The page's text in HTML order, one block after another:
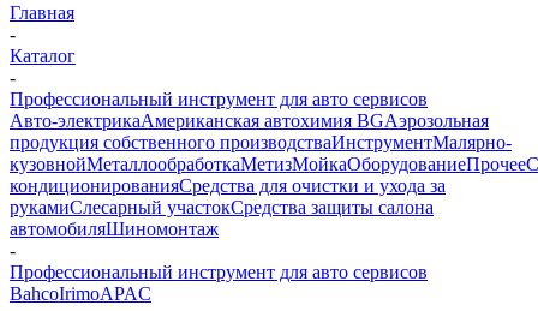
Главная
-
Каталог
-
Профессиональный инструмент для авто сервисов
Авто-электрикаАмериканская автохимия BGАэрозольная
продукция собственного производстваИнструментМалярно-
кузовнойМеталлообработкаМетизМойкаОборудованиеПрочее
кондиционированияСредства для очистки и ухода за
рукамиСлесарный участокСредства защиты салона
автомобиляШиномонтаж
-
Профессиональный инструмент для авто сервисов
BahcoIrimoAPAC